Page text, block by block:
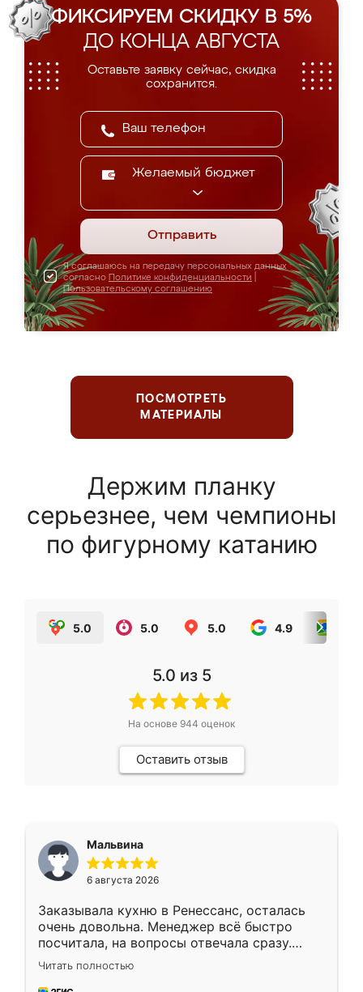
ФИКСИРУЕМ СКИДКУ В 5%
ДО КОНЦА АВГУСТА
Оставьте заявку сейчас, скидка
сохранится.
Желаемый бюджет
Отправить
Я соглашаюсь на передачу персональных данных
согласно Политике конфиденциальности
Пользовательскому соглашению
ПОСМОТРЕТЬ
МАТЕРИАЛЫ
Держим планку
серьезнее, чем чемпионы
по фигурному катанию
5.0 5.0 5.0 4.9
5.0 из 5
На основе 944 оценок
Оставить отзыв
Мальвина
6 августа 2026
Заказывала кухню в Ренессанс, осталась
очень довольна. Менеджер всё быстро
посчитала, на вопросы отвечала сразу.
Замерщик приехал в субботу, подошёл к
делу со всей ответственностью. Собрали
Читать полностью